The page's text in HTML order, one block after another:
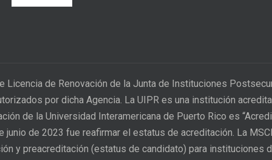
Licencia de Renovación de la Junta de Instituciones
por dicha Agencia. La UIPR es una institución
de la Universidad Interamericana de Puerto Rico es
de 2023 fue reafirmar el estatus de acreditación. La
y preacreditación (estatus de candidato) para instituciones